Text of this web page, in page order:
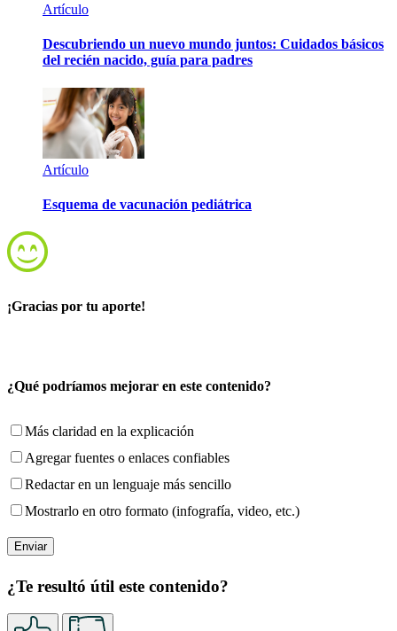
Artículo
Descubriendo un nuevo mundo juntos: Cuidados básicos
del recién nacido, guía para padres
Artículo
Esquema de vacunación pediátrica
¡Gracias por tu aporte!
¿Qué podríamos mejorar en este contenido?
Más claridad en la explicación
Agregar fuentes o enlaces confiables
Redactar en un lenguaje más sencillo
Mostrarlo en otro formato (infografía, video, etc.)
¿Te resultó útil este contenido?